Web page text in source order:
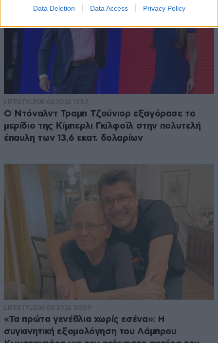
Data Deletion Data Access Privacy Policy
LIFESTYLE05·08·2026 12:52
Ο Ντόναλντ Τραμπ Τζούνιορ εξαγόρασε το
μερίδιο της Κίμπερλι Γκίλφοϊλ στην πολυτελή
έπαυλη των 13,6 εκατ. δολαρίων
LIFESTYLE06·08·2026 00:59
«Τα πρώτα γενέθλια χωρίς εσένα»: Η
συγκινητική εξομολόγηση του Λάμπρου